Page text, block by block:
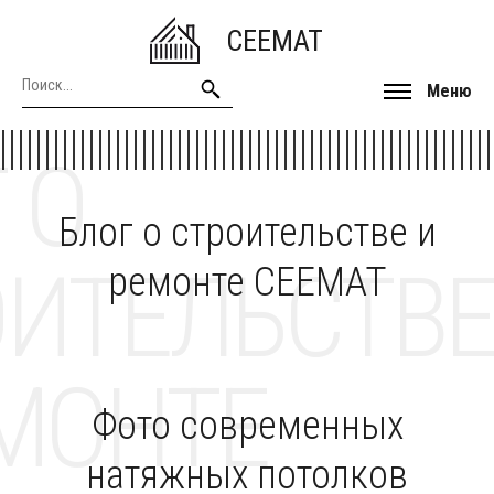
CEEMAT
Меню
Блог о строительстве и
ремонте CEEMAT
О
Фото современных
натяжных потолков